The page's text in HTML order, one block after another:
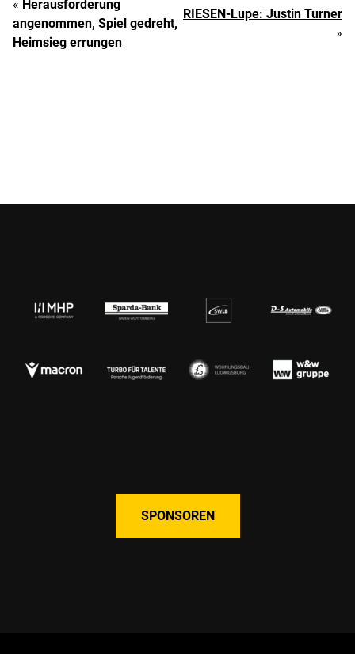
« Herausforderung
angenommen, Spiel gedreht,
Heimsieg errungen
RIESEN-Lupe: Justin Turner
»
SPONSOREN